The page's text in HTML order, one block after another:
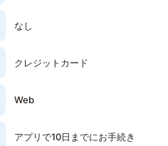
なし
クレジットカード
Web
アプリで10日までにお手続き